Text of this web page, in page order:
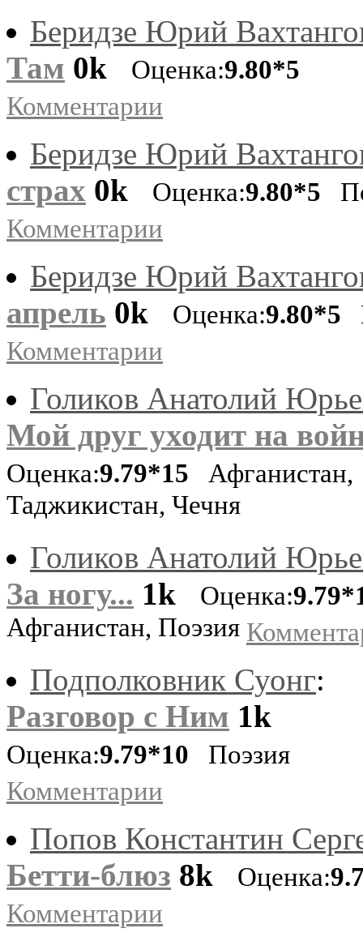
Беридзе Юрий
Там 0k Оценка:9.80*5
Комментарии
Беридзе Юрий
страх 0k Оценка:9.80*5
Комментарии
Беридзе Юрий
апрель 0k Оценка:9.80*5
Комментарии
Голиков Анатолий
Мой друг уходит на
Оценка:9.79*15 Афганистан,
Таджикистан, Чечня
Голиков Анатолий
За ногу... 1k Оценка:
Афганистан, Поэзия
Подполковник Суонг:
Разговор с Ним 1k
Оценка:9.79*10 Поэзия
Комментарии
Попов Константин
Бетти-блюз 8k Оценка:
Комментарии